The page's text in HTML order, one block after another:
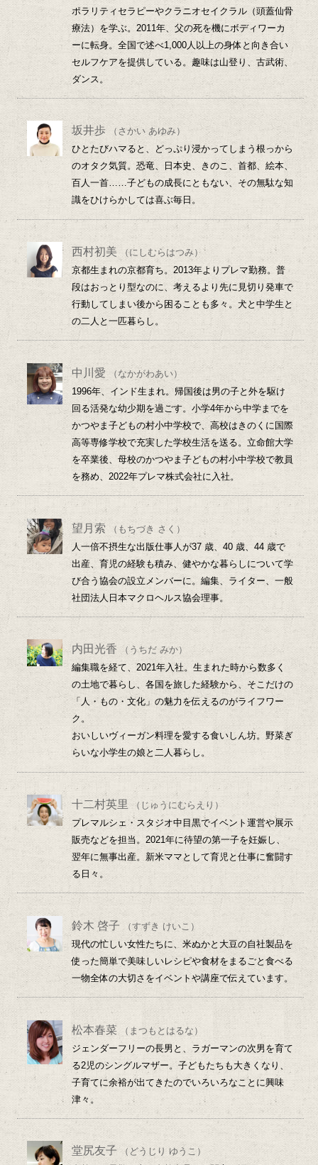
ポラリティセラピーやクラニオセイクラル（頭蓋仙骨
療法）を学ぶ。2011年、父の死を機にボディワーカ
ーに転身。全国で述べ1,000人以上の身体と向き合い
セルフケアを提供している。趣味は山登り、古武術、
ダンス。
坂井歩
（さかい あゆみ）
ひとたびハマると、どっぷり浸かってしまう根っから
のオタク気質。恐竜、日本史、きのこ、首都、絵本、
百人一首……子どもの成長にともない、その無駄な知
識をひけらかしては喜ぶ毎日。
西村初美
（にしむらはつみ）
京都生まれの京都育ち。2013年よりプレマ勤務。普
段はおっとり型なのに、考えるより先に見切り発車で
行動してしまい後から困ることも多々。犬と中学生と
の二人と一匹暮らし。
中川愛
（なかがわあい）
1996年、インド生まれ。帰国後は男の子と外を駆け
回る活発な幼少期を過ごす。小学4年から中学までを
かつやま子どもの村小中学校で、高校はきのくに国際
高等専修学校で充実した学校生活を送る。立命館大学
を卒業後、母校のかつやま子どもの村小中学校で教員
を務め、2022年プレマ株式会社に入社。
望月索
（もちづき さく）
人一倍不摂生な出版仕事人が37 歳、40 歳、44 歳で
出産、育児の経験も積み、健やかな暮らしについて学
び合う協会の設立メンバーに。編集、ライター、一般
社団法人日本マクロヘルス協会理事。
内田光香 （うちだ みか）
編集職を経て、2021年入社。生まれた時から数多く
の土地で暮らし、各国を旅した経験から、そこだけの
「人・もの・文化」の魅力を伝えるのがライフワー
ク。
おいしいヴィーガン料理を愛する食いしん坊。野菜ぎ
らいな小学生の娘と二人暮らし。
十二村英里
（じゅうにむらえり）
プレマルシェ・スタジオ中目黒でイベント運営や展示
販売などを担当。2021年に待望の第一子を妊娠し、
翌年に無事出産。新米ママとして育児と仕事に奮闘す
る日々。
鈴木 啓子
（すずき けいこ）
現代の忙しい女性たちに、米ぬかと大豆の自社製品を
使った簡単で美味しいレシピや食材をまるごと食べる
一物全体の大切さをイベントや講座で伝えています。
松本春菜
（まつもとはるな）
ジェンダーフリーの長男と、ラガーマンの次男を育て
る2児のシングルマザー。子どもたちも大きくなり、
子育てに余裕が出てきたのでいろいろなことに興味
津々。
堂尻友子（どうじり ゆうこ）